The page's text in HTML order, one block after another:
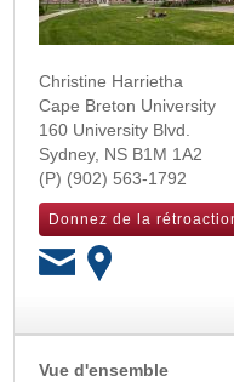
Christine Harrietha
Cape Breton University
160 University Blvd.
Sydney, NS B1M 1A2
(902) 563-1792
Donnez de la
Vue d'ensemble